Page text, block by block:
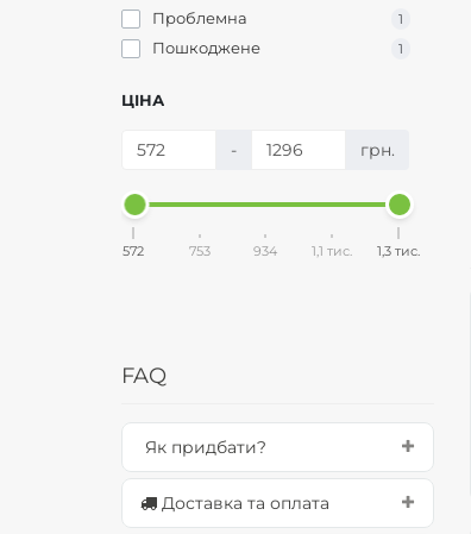
Проблемна 1
Пошкоджене 1
ЦІНА
- грн.
572 753 934 1,1 тис. 1,3 тис.
FAQ
Як придбати?
Доставка та оплата